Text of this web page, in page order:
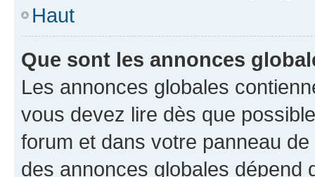
Haut
Que sont les annonces
Les annonces globales
vous devez lire dès que
forum et dans votre panneau
des annonces globales dépend